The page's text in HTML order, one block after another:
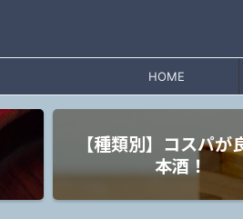
HOME
【種類別】コスパが
本酒！